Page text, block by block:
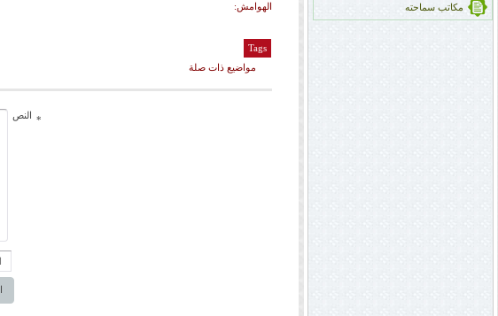
مكاتب سماحته الهوامش:
Tags
مواضيع ذات صلة
* النص